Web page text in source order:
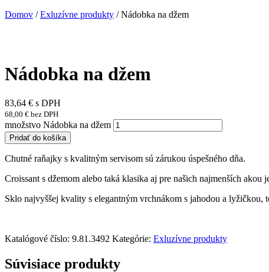
Domov /Exluzívne produkty / Nádobka na džem
Nádobka na džem
83,64 € s DPH
68,00 € bez DPH
množstvo Nádobka na džem
Pridať do košíka
Chutné raňajky s kvalitným servisom sú zárukou úspešného dňa.
Croissant s džemom alebo taká klasika aj pre našich najmenších
Sklo najvyššej kvality s elegantným vrchnákom s jahodou a lyžičkou,
Katalógové číslo: 9.81.3492 Kategórie: Exluzívne produkty
Súvisiace produkty